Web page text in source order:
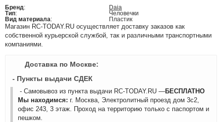
Бренд:
Daia
Тип:
Человечки
Вид материала: Пластик
Магазин RC-TODAY.RU осуществляет доставку заказов как
собственной курьерской службой, так и различными транспортными
компаниями.
Доставка по Москве:
- Пункты выдачи СДЕК
- Самовывоз из пункта выдачи RC-TODAY.RU —БЕСПЛАТНО
Мы находимся: г. Москва, Электролитный проезд дом 3с2,
офис 243, 3 этаж. Проход на территорию только с паспортом и
пешком.